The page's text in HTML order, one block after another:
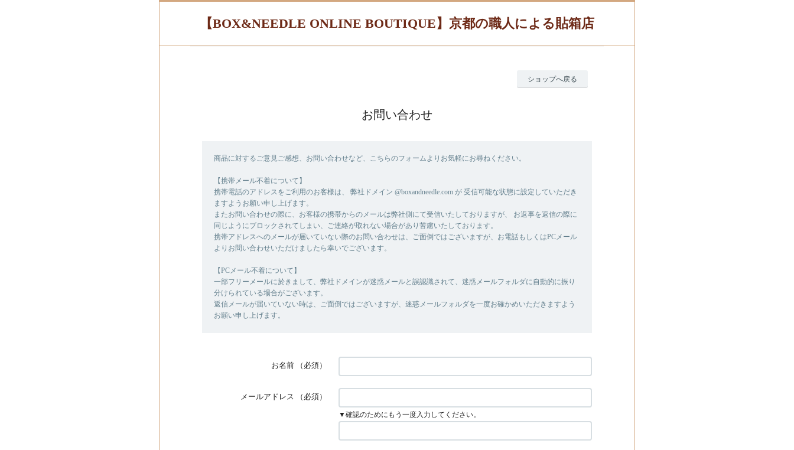
【BOX&NEEDLE ONLINE BOUTIQUE】京都の職人による貼箱店
ショップへ戻る
お問い合わせ
商品に対するご意見ご感想、お問い合わせなど、こちらのフォームよりお気軽にお尋ねください。
【携帯メール不着について】
携帯電話のアドレスをご利用のお客様は、 弊社ドメイン @boxandneedle.com が 受信可能な状態に設定していただき
ますようお願い申し上げます。
またお問い合わせの際に、お客様の携帯からのメールは弊社側にて受信いたしておりますが、 お返事を返信の際に
同じようにブロックされてしまい、ご連絡が取れない場合があり苦慮いたしております。
携帯アドレスへのメールが届いていない際のお問い合わせは、ご面倒ではございますが、お電話もしくはPCメール
よりお問い合わせいただけましたら幸いでございます。
【PCメール不着について】
一部フリーメールに於きまして、弊社ドメインが迷惑メールと誤認識されて、迷惑メールフォルダに自動的に振り
分けられている場合がございます。
返信メールが届いていない時は、ご面倒ではございますが、迷惑メールフォルダを一度お確かめいただきますよう
お願い申し上げます。
お名前 （必須）
メールアドレス （必須）
▼確認のためにもう一度入力してください。